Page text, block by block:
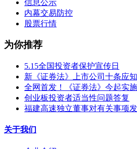
信息公示
内幕交易防控
股票行情
为你推荐
5.15全国投资者保护宣传日
新《证券法》上市公司十条应
全网首发！《证券法》今起实
创业板投资者适当性问题答复
福建高速独立董事对有关事项
关于我们